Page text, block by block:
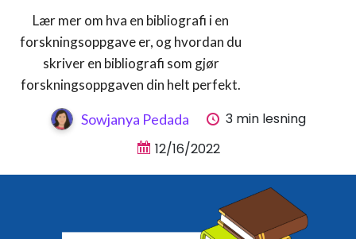
Lær mer om hva en bibliografi i en
forskningsoppgave er, og hvordan du
skriver en bibliografi som gjør
forskningsoppgaven din helt perfekt.
Sowjanya Pedada
3 min lesning
12/16/2022